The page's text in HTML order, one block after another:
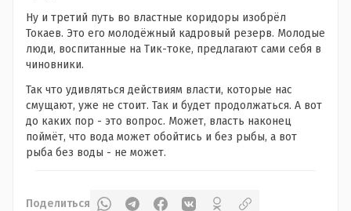
Ну и третий путь во властные коридоры изобрёл
Токаев. Это его молодёжный кадровый резерв. Молодые
люди, воспитанные на Тик-токе, предлагают сами себя в
чиновники.
Так что удивляться действиям власти, которые нас
смущают, уже не стоит. Так и будет продолжаться. А вот
до каких пор - это вопрос. Может, власть наконец
поймёт, что вода может обойтись и без рыбы, а вот
рыба без воды - не может.
Поделиться